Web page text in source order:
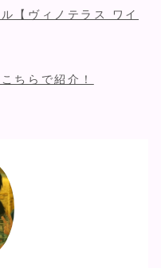
【ヴィノテラス ワイ
ちらで紹介！